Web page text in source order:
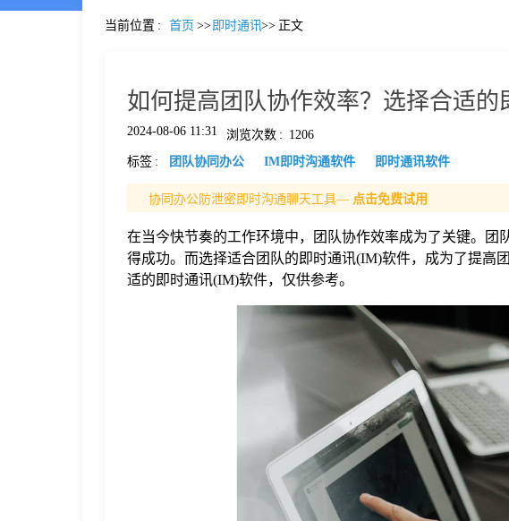
当前位置 : 首页 >> 即时通讯>> 正文
如何提高团队协作效率？选择合适的
2024-08-06 11:31 浏览次数 : 1206
标签 : 团队协同办公 IM即时沟通软件 即时通讯软件
协同办公防泄密即时沟通聊天工具— 点击免费试用
在当今快节奏的工作环境中，团队协作效率成为了关键。
得成功。而选择适合团队的即时通讯(IM)软件，成为了提高
适的即时通讯(IM)软件，仅供参考。